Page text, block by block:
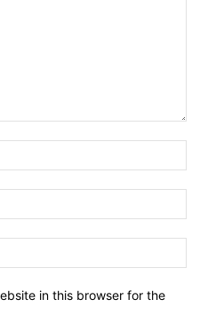
in this browser for the